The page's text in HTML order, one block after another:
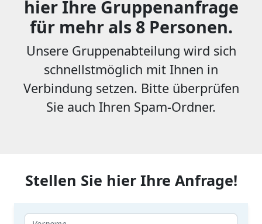
hier Ihre Gruppenanfrage
für mehr als 8 Personen.
Unsere Gruppenabteilung wird sich
schnellstmöglich mit Ihnen in
Verbindung setzen. Bitte überprüfen
Sie auch Ihren Spam-Ordner.
Stellen Sie hier Ihre Anfrage!